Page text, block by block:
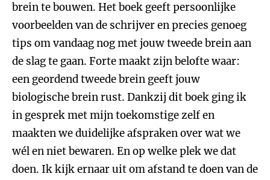
brein te bouwen. Het boek geeft persoonlijke
voorbeelden van de schrijver en precies genoeg
tips om vandaag nog met jouw tweede brein aan
de slag te gaan. Forte maakt zijn belofte waar:
een geordend tweede brein geeft jouw
biologische brein rust. Dankzij dit boek ging ik
in gesprek met mijn toekomstige zelf en
maakten we duidelijke afspraken over wat we
wél en niet bewaren. En op welke plek we dat
doen. Ik kijk ernaar uit om afstand te doen van de